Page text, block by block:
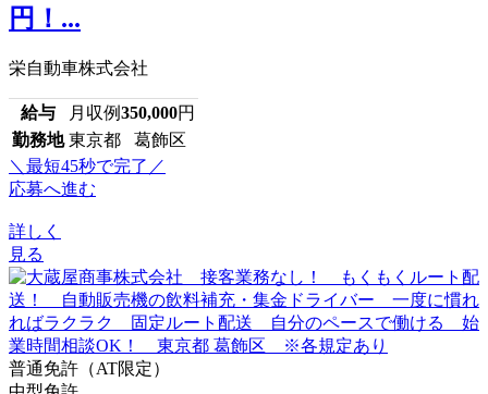
円！...
栄自動車株式会社
給与 月収例350,000円
勤務地 東京都 葛飾区
＼最短45秒で完了／
応募へ進む
詳しく
見る
普通免許（AT限定）